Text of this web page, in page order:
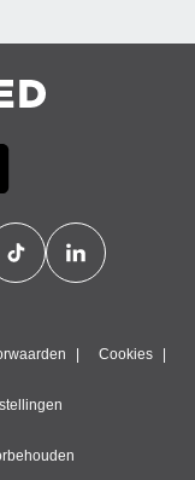
Cookies